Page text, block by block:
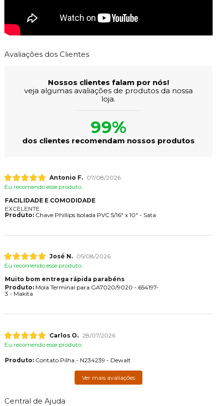
Avaliações dos Clientes
Nossos clientes falam por nós!
veja algumas avaliações de produtos da nossa
loja.
99%
dos clientes recomendam nossos produtos
Antonio F.
07/08/2026
Eu recomendo esse produto.
FACILIDADE E COMODIDADE
EXCELENTE
Produto:Chave Phillips Isolada PVC 5/16" x 10" - Sata
José N.
05/08/2026
Eu recomendo esse produto.
Muito bom entrega rápida parabéns
Produto:Mola Terminal para GA7020/9020 - 654197-
3 - Makita
Carlos O. 28/07/2026
Eu recomendo esse produto.
Produto:Contato Pilha - N234239 - Dewalt
Ver mais avaliações
Central de Ajuda